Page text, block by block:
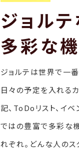
ジョル
多彩な
ジョルテは世界で一
日々の予定を入れる
記、ToDoリスト、イ
ではの豊富で多彩な
れぞれ。どんな人のス